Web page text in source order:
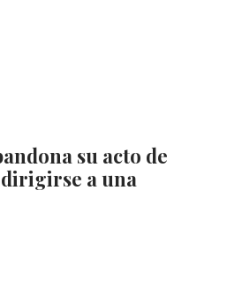
su acto de
a una